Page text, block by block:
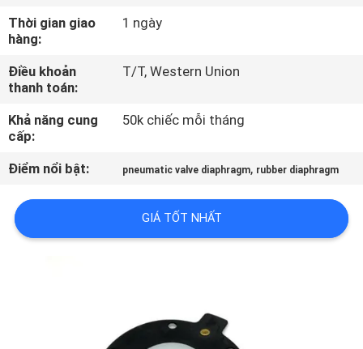
KIỂM
SOÁT
CHẤT
LƯỢNG
LIÊN
HỆ
VỚI
Thời gian giao
hàng:
1 ngày
Điều khoản
thanh toán:
T/T, Western Union
Khả năng cung
cấp:
50k chiếc mỗi tháng
Điểm nổi bật: pneumatic valve diaphragm, rubber diaphragm
GIÁ TỐT NHẤT